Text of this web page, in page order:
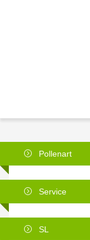
Pollenart
Service
SL